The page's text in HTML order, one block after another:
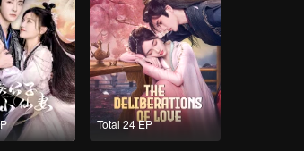
Total 24 EP